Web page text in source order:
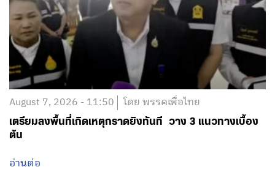
August 7, 2026 - 11:50 โดย พรรคเพื่อไทย
เตรียมลงพื้นที่เกิดเหตุกราดยิงทันที วาง 3 แนวทางเบื้อง
ต้น
อ่านต่อ